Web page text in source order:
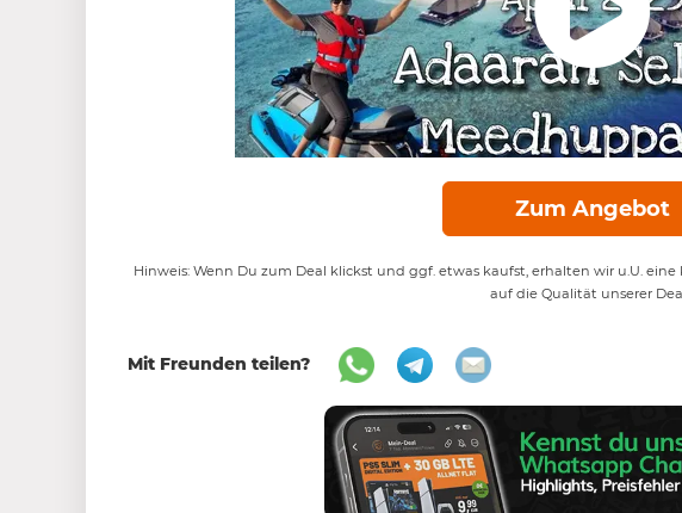
Zum Angebot
Hinweis: Wenn Du zum Deal klickst und ggf. etwas kaufst, erhalten wir u.U.
auf die Qualität unserer
Mit Freunden teilen?